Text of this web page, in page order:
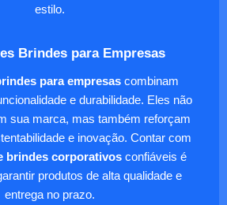
estilo.
Brindes para Empresas
para empresas combinam
e durabilidade. Eles não
sua marca, mas também reforçam
e inovação. Contar com
brindes corporativos confiáveis é
produtos de alta qualidade e
entrega no prazo.